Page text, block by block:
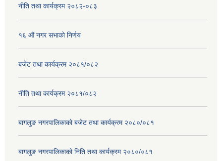
नीति तथा कार्यक्रम २०८२-०८३
१६ ‌औं नगर सभाकाे निर्णय
बजेट तथा कार्यक्रम २०८१/०८२
नीति तथा कार्यक्रम २०८१/०८२
बागलुङ नगरपालिकाको बजेट तथा कार्यक्रम २०८०/०८१
बागलुङ नगरपालिकाको निति तथा कार्यक्रम २०८०/०८१